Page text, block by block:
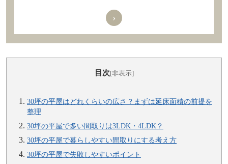
›
目次[非表示]
30坪の平屋はどれくらいの広さ？まずは延床面積の前提を
整理
30坪の平屋で多い間取りは3LDK・4LDK？
30坪の平屋で暮らしやすい間取りにする考え方
30坪の平屋で失敗しやすいポイント